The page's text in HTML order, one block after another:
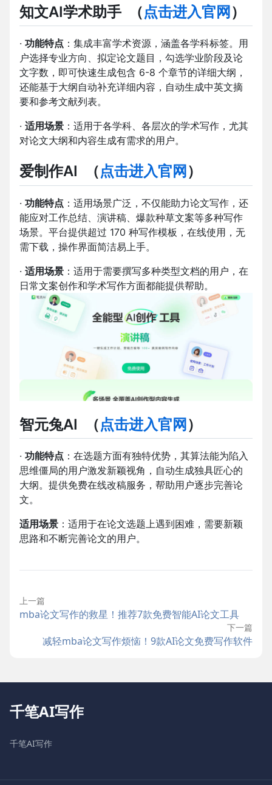
知文AI学术助手 （点击进入官网 ）
· 功能特点 ：集成丰富学术资源，涵盖各学科标签。用
户选择专业方向、拟定论文题目，勾选学业阶段及论
文字数，即可快速生成包含 6-8 个章节的详细大纲，
还能基于大纲自动补充详细内容，自动生成中英文摘
要和参考文献列表。
· 适用场景 ：适用于各学科、各层次的学术写作，尤其
对论文大纲和内容生成有需求的用户。
爱制作AI （点击进入官网 ）
· 功能特点 ：适用场景广泛，不仅能助力论文写作，还
能应对工作总结、演讲稿、爆款种草文案等多种写作
场景。平台提供超过 170 种写作模板，在线使用，无
需下载，操作界面简洁易上手。
· 适用场景 ：适用于需要撰写多种类型文档的用户，在
日常文案创作和学术写作方面都能提供帮助。
智元兔AI （点击进入官网 ）
· 功能特点 ：在选题方面有独特优势，其算法能为陷入
思维僵局的用户激发新颖视角，自动生成独具匠心的
大纲。提供免费在线改稿服务，帮助用户逐步完善论
文。
适用场景 ：适用于在论文选题上遇到困难，需要新颖
思路和不断完善论文的用户。
上一篇
mba论文写作的救星！推荐7款免费智能AI论文工具
下一篇
减轻mba论文写作烦恼！9款AI论文免费写作软件
千笔AI写作
千笔AI写作